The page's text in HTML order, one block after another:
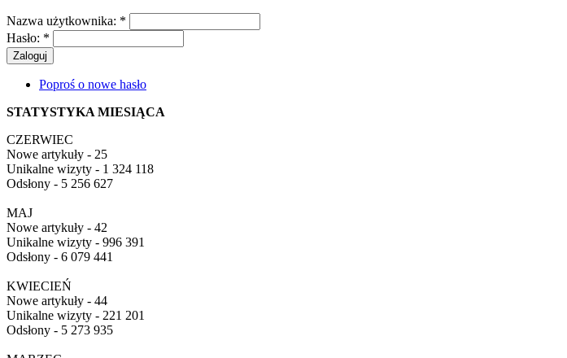
Nazwa użytkownika: *
Hasło: *
Poproś o nowe hasło
STATYSTYKA MIESIĄCA
CZERWIEC
Nowe artykuły - 25
Unikalne wizyty - 1 324 118
Odsłony - 5 256 627
MAJ
Nowe artykuły - 42
Unikalne wizyty - 996 391
Odsłony - 6 079 441
KWIECIEŃ
Nowe artykuły - 44
Unikalne wizyty - 221 201
Odsłony - 5 273 935